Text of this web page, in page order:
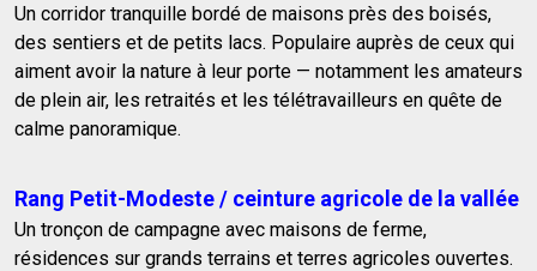
Un corridor tranquille bordé de maisons près des boisés,
des sentiers et de petits lacs. Populaire auprès de ceux qui
aiment avoir la nature à leur porte — notamment les amateurs
de plein air, les retraités et les télétravailleurs en quête de
calme panoramique.
Rang Petit-Modeste / ceinture agricole de la vallée
Un tronçon de campagne avec maisons de ferme,
résidences sur grands terrains et terres agricoles ouvertes.